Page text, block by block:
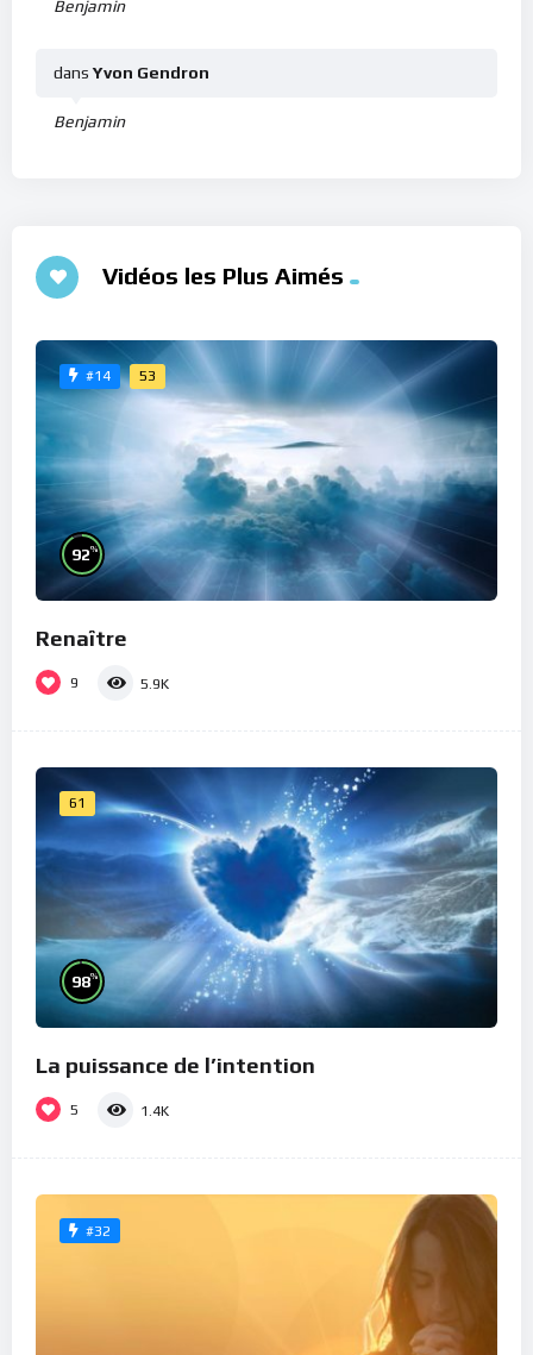
Benjamin
Benjamin
dans Yvon Gendron
Vidéos les Plus Aimés
#14 53
92%
Renaître
9 5.9K
61
98%
La puissance de l’intention
5 1.4K
#32